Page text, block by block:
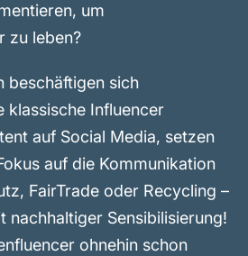
um
zu leben?
beschäftigen sich
klassische Influencer
auf Social Media, setzen
auf die Kommunikation
FairTrade oder Recycling –
nachhaltiger Sensibilisierung!
ohnehin schon